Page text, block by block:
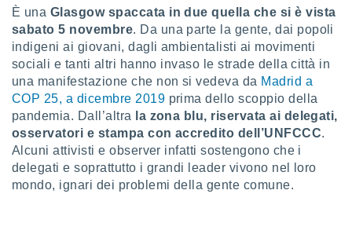
è
al sito
di
nostri
di
il
È una Glasgow spaccata in due quella che si è vista
sabato 5 novembre. Da una parte la gente, dai popoli
indigeni ai giovani, dagli ambientalisti ai movimenti
sociali e tanti altri hanno invaso le strade della città in
una manifestazione che non si vedeva da Madrid a
COP 25, a dicembre 2019 prima dello scoppio della
pandemia. Dall’altra
la zona blu, riservata ai delegati,
osservatori e stampa con accredito dell’UNFCCC.
Alcuni attivisti e observer infatti sostengono che i
delegati e soprattutto i grandi leader vivono nel loro
mondo, ignari dei problemi della gente comune.